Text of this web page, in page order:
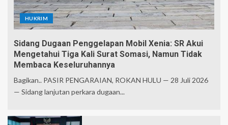
HUKRIM
Sidang Dugaan Penggelapan Mobil Xenia: SR Akui
Mengetahui Tiga Kali Surat Somasi, Namun Tidak
Membaca Keseluruhannya
Bagikan.. PASIR PENGARAIAN, ROKAN HULU — 28 Juli 2026
— Sidang lanjutan perkara dugaan...